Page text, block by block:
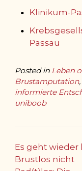
Klinikum-
Passau
Posted in Leben
Brustamputation,
informierte
uniboob
Post
navigation
Es geht wieder
Brustlos nicht